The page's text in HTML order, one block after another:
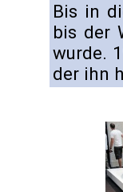
Bis in
bis der
wurde.
der ihn